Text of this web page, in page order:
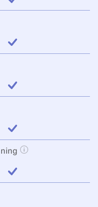
inbegrepen
openen
inbegrepen
inbegrepen
inbegrepen
Tooltip knop openen
inbegrepen
knop openen